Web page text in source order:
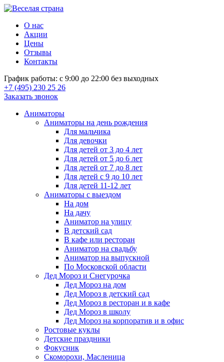
О нас
Акции
Цены
Отзывы
Контакты
График работы: с 9:00 до 22:00 без выходных
+7 (495) 230 25 26
Заказать звонок
Аниматоры
Аниматоры на день рождения
Для мальчика
Для девочки
Для детей от 3 до 4 лет
Для детей от 5 до 6 лет
Для детей от 7 до 8 лет
Для детей с 9 до 10 лет
Для детей 11-12 лет
Аниматоры с выездом
На дом
На дачу
Аниматор на улицу
В детский сад
В кафе или ресторан
Аниматор на свадьбу
Аниматор на выпускной
По Московской области
Дед Мороз и Снегурочка
Дед Мороз на дом
Дед Мороз в детский сад
Дед Мороз в ресторан и в кафе
Дед Мороз в школу
Дед Мороз на корпоратив и в офис
Ростовые куклы
Детские праздники
Фокусник
Скоморохи, Масленица